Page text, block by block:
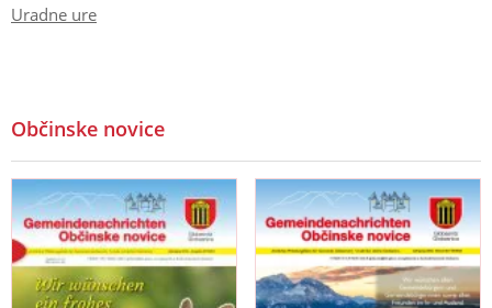
Uradne ure
Občinske novice